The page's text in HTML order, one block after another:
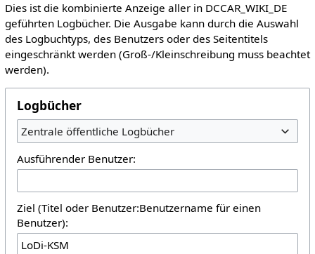
Dies ist die kombinierte Anzeige aller in DCCAR_WIKI_DE
geführten Logbücher. Die Ausgabe kann durch die Auswahl
des Logbuchtyps, des Benutzers oder des Seitentitels
eingeschränkt werden (Groß-/Kleinschreibung muss beachtet
werden).
Logbücher
Zentrale öffentliche Logbücher
Ausführender Benutzer:
Ziel (Titel oder Benutzer:Benutzername für einen
Benutzer):